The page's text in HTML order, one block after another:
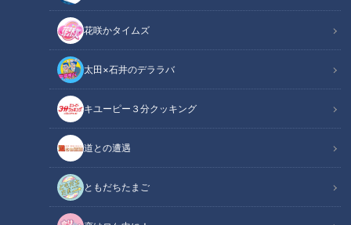
花咲かタイムズ
太田×石井のデララバ
キユーピー３分クッキング
道との遭遇
ともだちたまご
この記事の画像（全13枚）